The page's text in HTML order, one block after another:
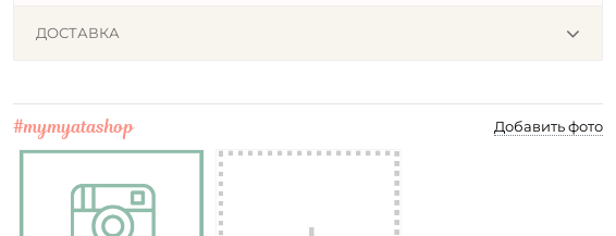
ДОСТАВКА
#mymyatashop Добавить фото